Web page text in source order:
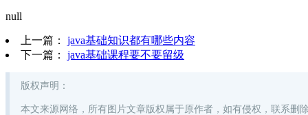
null
上一篇： java基础知识都有哪些内容
下一篇： java基础课程要不要留级
版权声明 ：
本文来源网络，所有图片文章版权属于原作者，如有侵权，联系删